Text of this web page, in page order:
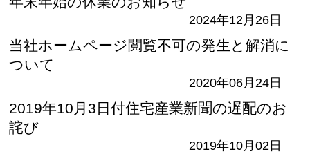
2024年12月26日
当社ホームページ閲覧不可の発生と解消に
ついて
2020年06月24日
2019年10月3日付住宅産業新聞の遅配のお
詫び
2019年10月02日